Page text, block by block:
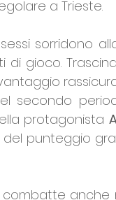
a Trieste.
sorridono
di gioco.
Nel secondo
protagonista
punteggio
combatte anche